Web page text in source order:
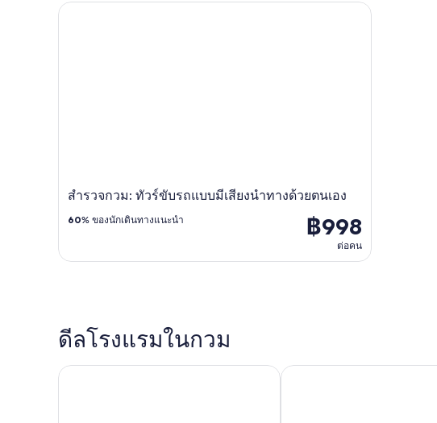
สํารวจกวม: ทัวร์ขับรถแบบมีเสียงนําทางด้วยตนเอง
฿998
ต่อคน
60% ของนักเดินทางแนะนำ
สํารวจกวม: ทัวร์ขับรถแบบมีเสียงนําทางด้วยตนเอง
ดีลโรงแรมในกวม
กวมพลาซ่ารีสอร์ท รีฮกะรอยัลลากูน่ากวมรีสอร์ท